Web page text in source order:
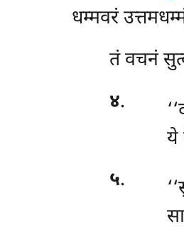
धम्मवरं
तंवचनं
४.
ये
५.